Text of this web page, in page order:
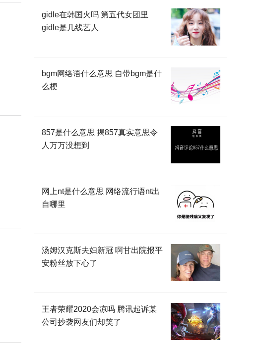
gidle在韩国火吗 第五代女团里
gidle是几线艺人
bgm网络语什么意思 自带bgm是什
么梗
857是什么意思 揭857真实意思令
人万万没想到
网上nt是什么意思 网络流行语nt出
自哪里
汤姆汉克斯夫妇新冠 啊甘出院报平
安粉丝放下心了
王者荣耀2020会凉吗 腾讯起诉某
公司抄袭网友们却笑了